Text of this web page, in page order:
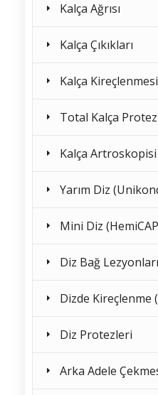
Kalça Ağrısı
Kalça Çıkıkları
Kalça Kireçlenmesi
Total Kalça
Kalça Artroskopisi
Yarım Diz
Mini Diz
Diz Bağ Lezyonları
Dizde Kireçlenme
Diz Protezleri
Arka Adele